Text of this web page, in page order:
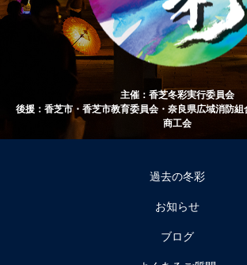
主催：香芝冬彩実行委員会
後援：香芝市・香芝市教育委員会・奈良県広域消防
商工会
過去の冬彩
お知らせ
ブログ